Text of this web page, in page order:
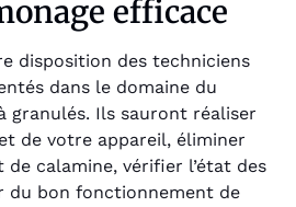
efficace
disposition des techniciens
dans le domaine du
granulés. Ils sauront réaliser
de votre appareil, éliminer
de calamine, vérifier l’état des
du bon fonctionnement de